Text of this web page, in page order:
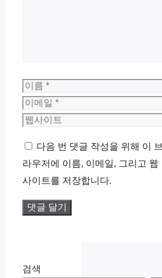
이
름
이
메
웹
트
다음 번 댓글 작성을 위해 이 브
라우저에 이름, 이메일, 그리고 웹
사이트를 저장합니다.
검색